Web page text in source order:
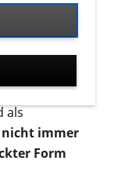
Videos zu
werden in
Variante
als
nicht immer
Form